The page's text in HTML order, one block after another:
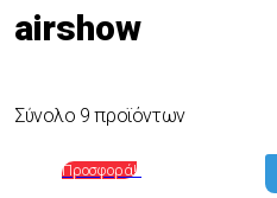
airshow
Σύνολο 9 προϊόντων
Προσφορά!